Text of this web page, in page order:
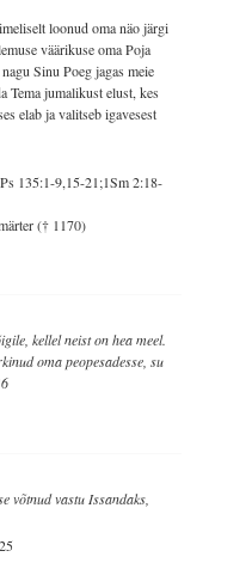
loonud oma näo järgi
väärikuse oma Poja
Sinu Poeg jagas meie
Tema jumalikust elust, kes
elab ja valitseb igavesest
135:1-9,15-21;1Sm 2:18-
(† 1170)
kellel neist on hea meel.
oma peopesadesse, su
võtnud vastu Issandaks,